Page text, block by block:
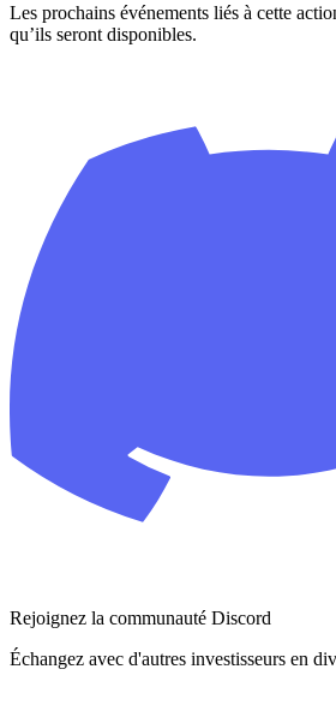
Les prochains événements liés à cette
qu’ils seront disponibles.
Rejoignez la communauté Discord
Échangez avec d'autres investisseurs en